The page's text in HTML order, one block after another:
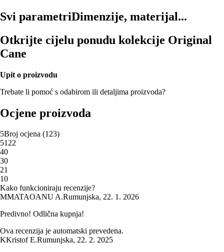
Svi parametriDimenzije, materijal...
Otkrijte cijelu ponudu kolekcije Original
Cane
Upit o proizvodu
Trebate li pomoć s odabirom ili detaljima proizvoda?
Ocjene proizvoda
5Broj ocjena (123)
5122
40
30
21
10
Kako funkcioniraju recenzije?
MMATAOANU A.Rumunjska, 22. 1. 2026
Predivno! Odlična kupnja!
Ova recenzija je automatski prevedena.
KKristof E.Rumunjska, 22. 2. 2025